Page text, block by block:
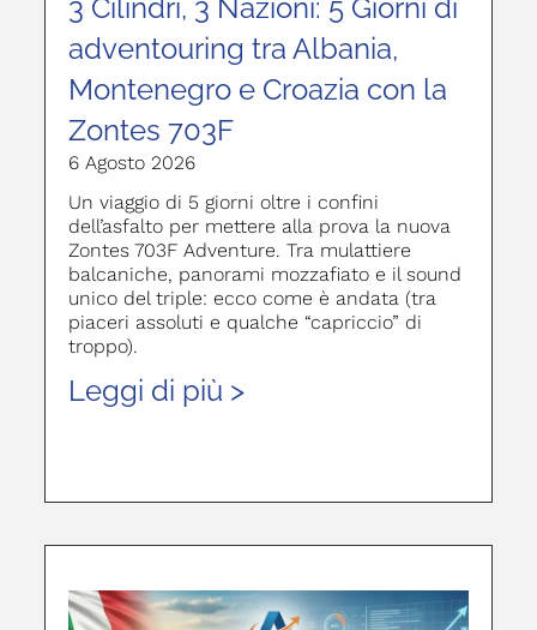
3 Cilindri, 3 Nazioni: 5 Giorni di
adventouring tra Albania,
Montenegro e Croazia con la
Zontes 703F
6 Agosto 2026
Un viaggio di 5 giorni oltre i confini
dell’asfalto per mettere alla prova la nuova
Zontes 703F Adventure. Tra mulattiere
balcaniche, panorami mozzafiato e il sound
unico del triple: ecco come è andata (tra
piaceri assoluti e qualche “capriccio” di
troppo).
Leggi di più >